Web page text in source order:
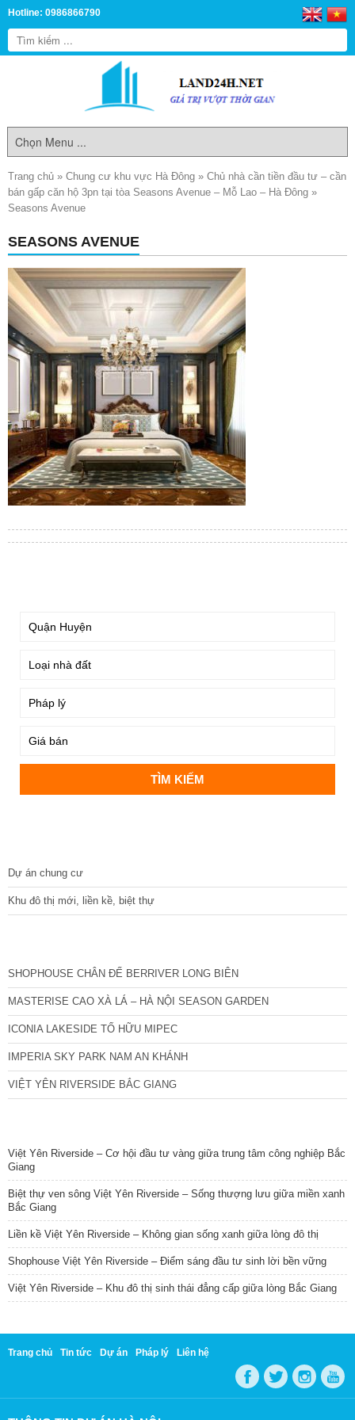
Hotline: 0986866790
Trang chủ » Chung cư khu vực Hà Đông » Chủ nhà cần tiền đầu tư – cần
bán gấp căn hộ 3pn tại tòa Seasons Avenue – Mỗ Lao – Hà Đông »
Seasons Avenue
SEASONS AVENUE
Dự án chung cư
Khu đô thị mới, liền kề, biệt thự
SHOPHOUSE CHÂN ĐẾ BERRIVER LONG BIÊN
MASTERISE CAO XÀ LÁ – HÀ NỘI SEASON GARDEN
ICONIA LAKESIDE TỐ HỮU MIPEC
IMPERIA SKY PARK NAM AN KHÁNH
VIỆT YÊN RIVERSIDE BẮC GIANG
Việt Yên Riverside – Cơ hội đầu tư vàng giữa trung tâm công nghiệp Bắc
Giang
Biệt thự ven sông Việt Yên Riverside – Sống thượng lưu giữa miền xanh
Bắc Giang
Liền kề Việt Yên Riverside – Không gian sống xanh giữa lòng đô thị
Shophouse Việt Yên Riverside – Điểm sáng đầu tư sinh lời bền vững
Việt Yên Riverside – Khu đô thị sinh thái đẳng cấp giữa lòng Bắc Giang
Trang chủ Tin tức Dự án Pháp lý Liên hệ